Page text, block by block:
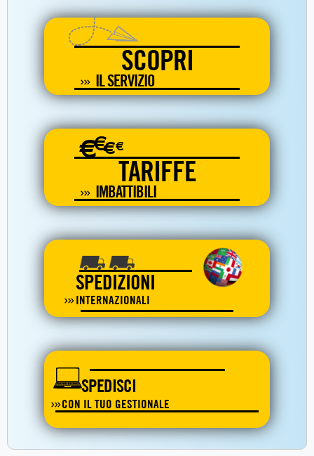
SCOPRI
IL SERVIZIO
€€€€
TARIFFE
IMBATTIBILI
SPEDIZIONI
INTERNAZIONALI
SPEDISCI
CON IL TUO GESTIONALE